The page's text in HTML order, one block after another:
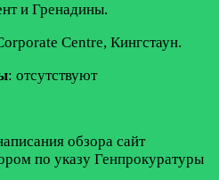
и Гренадины.
Centre, Кингстаун.
: отсутствуют
обзора сайт
по указу Генпрокуратуры